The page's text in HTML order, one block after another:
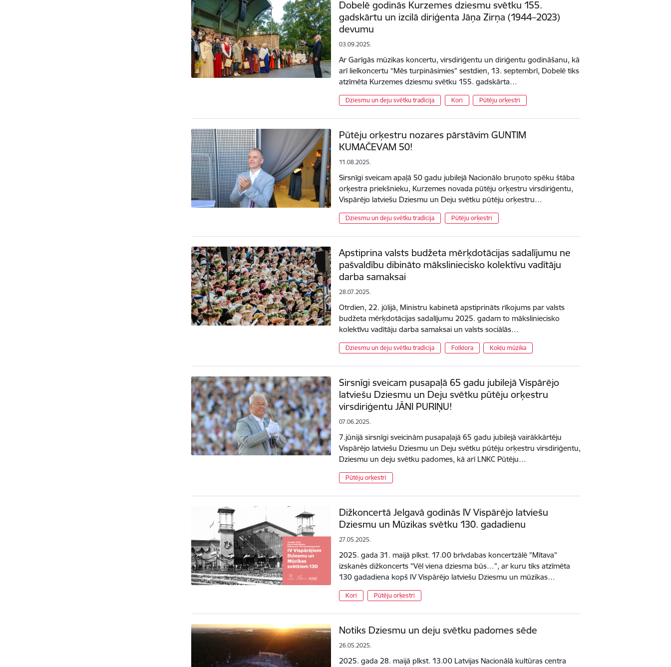
Dobelē godinās Kurzemes dziesmu svētku 155.
gadskārtu un izcilā diriģenta Jāņa Zirņa (1944–2023)
devumu
03.09.2025.
Ar Garīgās mūzikas koncertu, virsdiriģentu un diriģentu godināšanu, kā
arī lielkoncertu “Mēs turpināsimies” sestdien, 13. septembrī, Dobelē tiks
atzīmēta Kurzemes dziesmu svētku 155. gadskārta…
Dziesmu un deju svētku tradīcija Kori Pūtēju orķestri
Pūtēju orķestru nozares pārstāvim GUNTIM
KUMAČEVAM 50!
11.08.2025.
Sirsnīgi sveicam apaļā 50 gadu jubilejā Nacionālo bruņoto spēku štāba
orķestra priekšnieku, Kurzemes novada pūtēju orķestru virsdiriģentu,
Vispārējo latviešu Dziesmu un Deju svētku pūtēju orķestru…
Dziesmu un deju svētku tradīcija Pūtēju orķestri
Apstiprina valsts budžeta mērķdotācijas sadalījumu ne
pašvaldību dibināto māksliniecisko kolektīvu vadītāju
darba samaksai
28.07.2025.
Otrdien, 22. jūlijā, Ministru kabinetā apstiprināts rīkojums par valsts
budžeta mērķdotācijas sadalījumu 2025. gadam to māksliniecisko
kolektīvu vadītāju darba samaksai un valsts sociālās…
Dziesmu un deju svētku tradīcija Folklora Kokļu mūzika
Sirsnīgi sveicam pusapaļā 65 gadu jubilejā Vispārējo
latviešu Dziesmu un Deju svētku pūtēju orķestru
virsdiriģentu JĀNI PURIŅU!
07.06.2025.
7.jūnijā sirsnīgi sveicinām pusapaļajā 65 gadu jubilejā vairākkārtēju
Vispārējo latviešu Dziesmu un Deju svētku pūtēju orķestru virsdiriģentu,
Dziesmu un deju svētku padomes, kā arī LNKC Pūtēju…
Pūtēju orķestri
Dižkoncertā Jelgavā godinās IV Vispārējo latviešu
Dziesmu un Mūzikas svētku 130. gadadienu
27.05.2025.
2025. gada 31. maijā plkst. 17.00 brīvdabas koncertzālē "Mītava"
izskanēs dižkoncerts “Vēl viena dziesma būs…”, ar kuru tiks atzīmēta
130 gadadiena kopš IV Vispārējo latviešu Dziesmu un mūzikas…
Kori Pūtēju orķestri
Notiks Dziesmu un deju svētku padomes sēde
26.05.2025.
2025. gada 28. maijā plkst. 13.00 Latvijas Nacionālā kultūras centra